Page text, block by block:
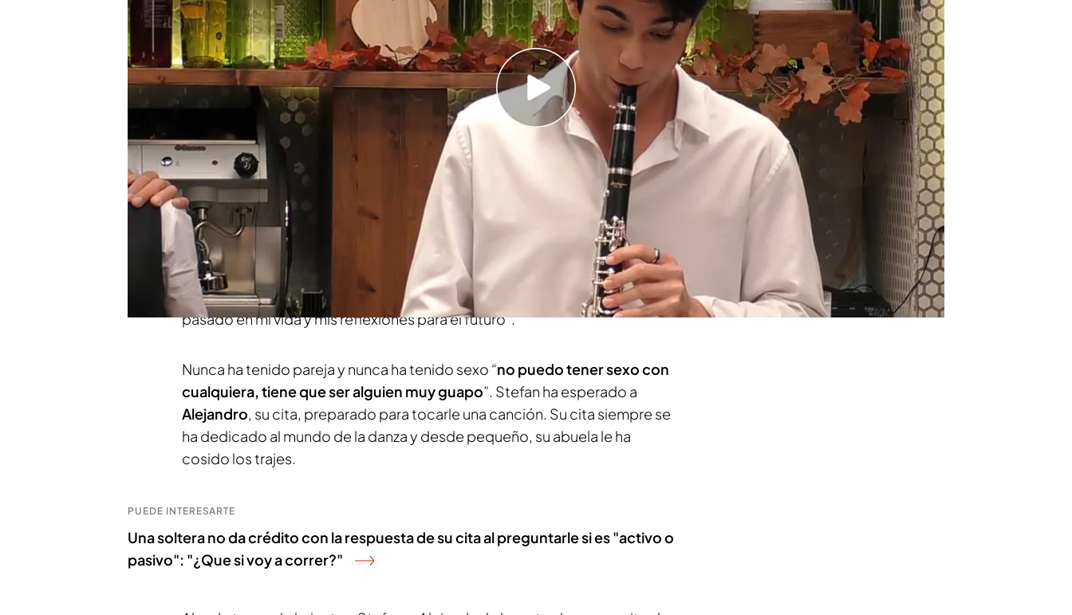
Alejandro le devuelve a Stefan la rosa que le regaló al conocerse en el
restaurante
Un soltero y una soltera se lanzan a bailar en 'FD'... ¡antes incluso de
saberse sus nombres!: "¡Música maestro!"
Compartir
Stefanha llegado a
cargadito de cosas, se ha traído hasta el
clarinete
y es que, el soltero es profesor de
y quería demostrar su
arte a su cita. Para Stefan la música es muy importante y ha ganado varios
premios “me gusta mucho componer y compongo sobre lo que ha
pasado en mi vida y mis reflexiones para el futuro”.
Nunca ha tenido pareja y nunca ha tenido sexo “no puedo tener sexo con
cualquiera, tiene que ser alguien muy guapo”. Stefan ha esperado a
Alejandro, su cita, preparado para tocarle una canción. Su cita siempre se
ha dedicado al mundo de la danza y desde pequeño, su abuela le ha
cosido los trajes.
PUEDE INTERESARTE
Una soltera no da crédito con la respuesta de su cita al preguntarle si es "activo o
pasivo": "¿Que si voy a correr?"